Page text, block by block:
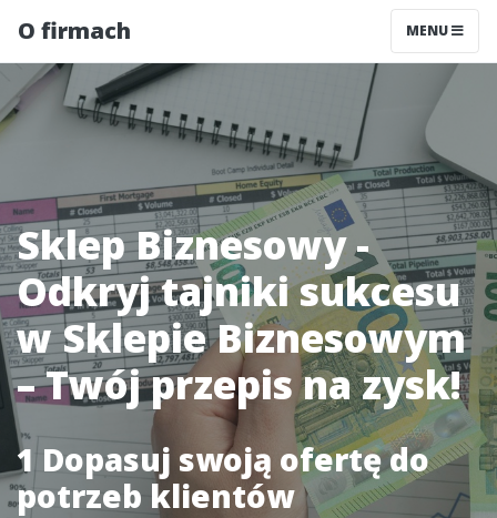
O firmach MENU
Sklep Biznesowy -
Odkryj tajniki sukcesu
w Sklepie Biznesowym
– Twój przepis na zysk!
1 Dopasuj swoją ofertę do
potrzeb klientów